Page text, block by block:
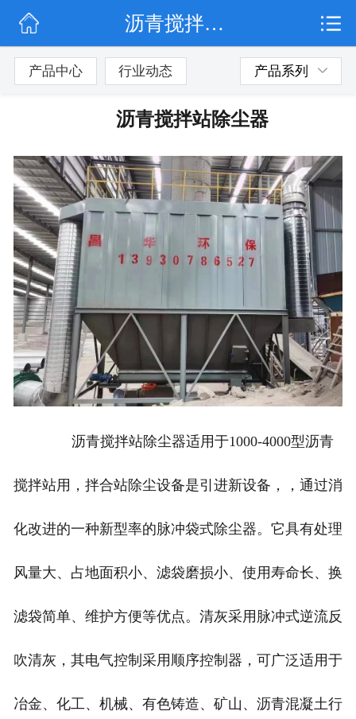
公司简介
联系我们
沥青搅拌站除尘器
产品中心 行业动态 产品系列
沥青搅拌站除尘器
沥青搅拌站除尘器适用于1000-4000型沥青
搅拌站用，拌合站除尘设备是引进新设备，，通过消
化改进的一种新型率的脉冲袋式除尘器。它具有处理
风量大、占地面积小、滤袋磨损小、使用寿命长、换
滤袋简单、维护方便等优点。清灰采用脉冲式逆流反
吹清灰，其电气控制采用顺序控制器，可广泛适用于
冶金、化工、机械、有色铸造、矿山、沥青混凝土行